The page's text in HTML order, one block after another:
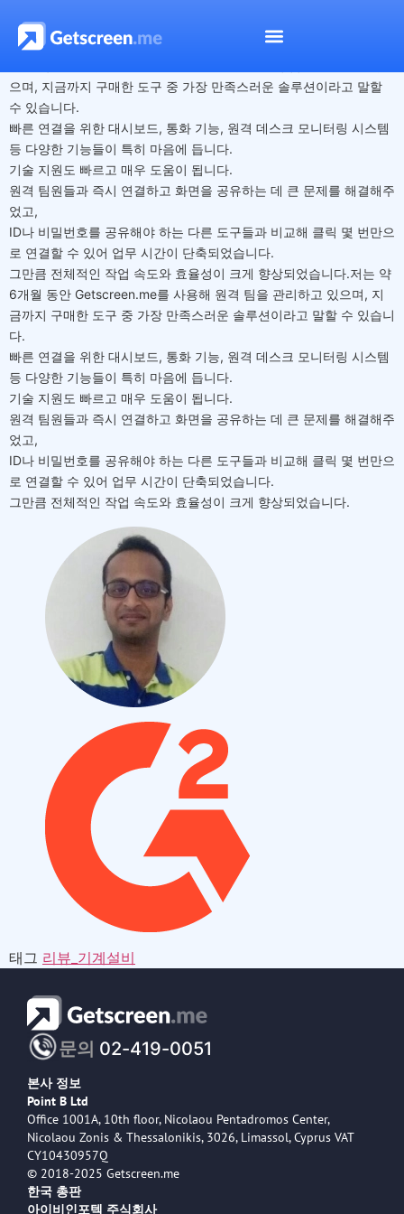
Nikhil Agrawal
으며, 지금까지 구매한 도구 중 가장 만족스러운 솔루션이라고 말할
수 있습니다.
빠른 연결을 위한 대시보드, 통화 기능, 원격 데스크 모니터링 시스템
등 다양한 기능들이 특히 마음에 듭니다.
기술 지원도 빠르고 매우 도움이 됩니다.
원격 팀원들과 즉시 연결하고 화면을 공유하는 데 큰 문제를 해결해주
었고,
ID나 비밀번호를 공유해야 하는 다른 도구들과 비교해 클릭 몇 번만으
로 연결할 수 있어 업무 시간이 단축되었습니다.
그만큼 전체적인 작업 속도와 효율성이 크게 향상되었습니다.저는 약
6개월 동안 Getscreen.me를 사용해 원격 팀을 관리하고 있으며, 지
금까지 구매한 도구 중 가장 만족스러운 솔루션이라고 말할 수 있습니
다.
빠른 연결을 위한 대시보드, 통화 기능, 원격 데스크 모니터링 시스템
등 다양한 기능들이 특히 마음에 듭니다.
기술 지원도 빠르고 매우 도움이 됩니다.
원격 팀원들과 즉시 연결하고 화면을 공유하는 데 큰 문제를 해결해주
었고,
ID나 비밀번호를 공유해야 하는 다른 도구들과 비교해 클릭 몇 번만으
로 연결할 수 있어 업무 시간이 단축되었습니다.
그만큼 전체적인 작업 속도와 효율성이 크게 향상되었습니다.
태그 리뷰_기계설비
문의 02-419-0051
본사 정보
Point B Ltd
Office 1001A, 10th floor, Nicolaou Pentadromos Center,
Nicolaou Zonis & Thessalonikis, 3026, Limassol, Cyprus VAT
CY10430957Q
© 2018-2025 Getscreen.me
한국 총판
아이비인포텍 주식회사